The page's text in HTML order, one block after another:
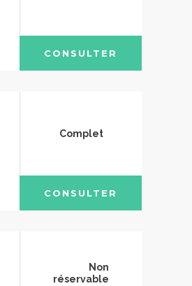
CONSULTER
Complet
CONSULTER
Non
réservable